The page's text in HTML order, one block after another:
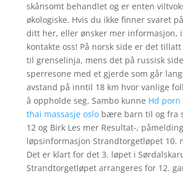
skånsomt behandlet og er enten
økologiske. Hvis du ikke finner svaret
ditt her, eller ønsker mer informasjon,
kontakte oss! På norsk side er det
til grenselinja, mens det på russisk
sperresone med et gjerde som går
avstand på inntil 18 km hvor vanlige
å oppholde seg. Sambo kunne Hd
thai massasje oslobære barn til og fra
12 og Birk Les mer Resultat-,
løpsinformasjon Strandtorgetløpet 10.
Det er klart for det 3. løpet i
Strandtorgetløpet arrangeres for 12.